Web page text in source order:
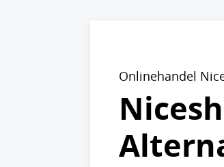
Onlinehandel